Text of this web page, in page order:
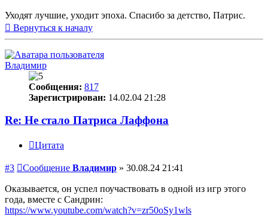
Уходят лучшие, уходит эпоха. Спасибо за детство, Патрис.
Вернуться к началу
Владимир
Сообщения: 817
Зарегистрирован: 14.02.04 21:28
Re: Не стало Патриса Лаффона
Цитата
#3 Сообщение Владимир » 30.08.24 21:41
Оказывается, он успел поучаствовать в одной из игр этого
года, вместе с Сандрин:
https://www.youtube.com/watch?v=zr50oSy1wls